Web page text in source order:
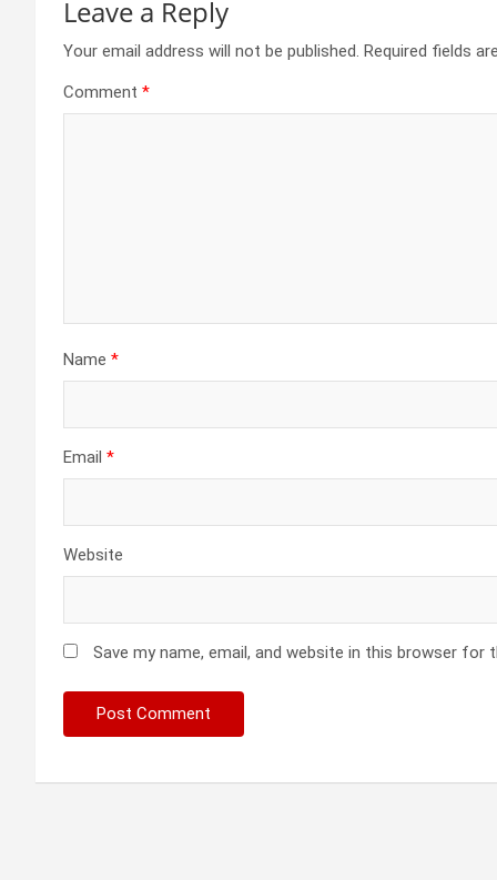
Leave a Reply
Your email address will not be published. Required fields
Comment *
Name *
Email *
Website
Save my name, email, and website in this browser for